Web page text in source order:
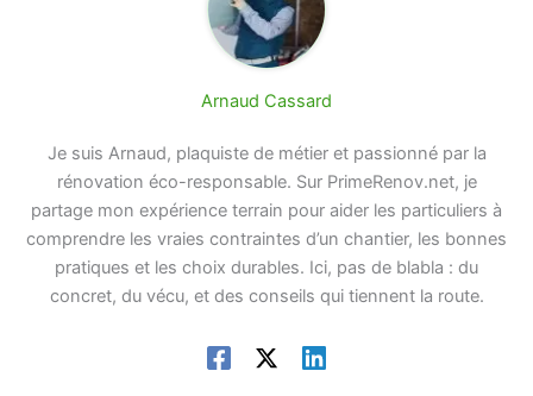
Arnaud Cassard
Je suis Arnaud, plaquiste de métier et passionné par la
rénovation éco-responsable. Sur PrimeRenov.net, je
partage mon expérience terrain pour aider les particuliers à
comprendre les vraies contraintes d’un chantier, les bonnes
pratiques et les choix durables. Ici, pas de blabla : du
concret, du vécu, et des conseils qui tiennent la route.